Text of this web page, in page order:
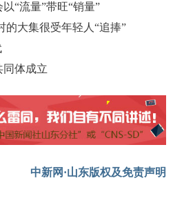
“流量”带旺“销量”
的大集很受年轻人“追捧”
同体成立
中新网·山东版权及免责声明